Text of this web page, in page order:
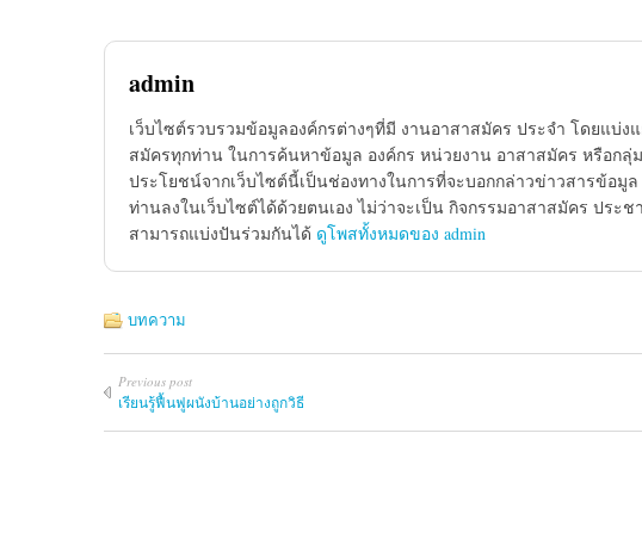
admin
เว็บไซต์รวบรวมข้อมูลองค์กรต่างๆที่มี งานอาสาสมัคร ประจำ โดยแบ่
สมัครทุกท่าน ในการค้นหาข้อมูล องค์กร หน่วยงาน อาสาสมัคร หรือกลุ่
ประโยชน์จากเว็บไซต์นี้เป็นช่องทางในการที่จะบอกกล่าวข่าวสารข้อ
ท่านลงในเว็บไซต์ได้ด้วยตนเอง ไม่ว่าจะเป็น กิจกรรมอาสาสมัคร ประ
สามารถแบ่งปันร่วมกันได้ ดูโพสทั้งหมดของ admin
บทความ
Previous post
เรียนรู้ฟื้นฟูผนังบ้านอย่างถูกวิธี